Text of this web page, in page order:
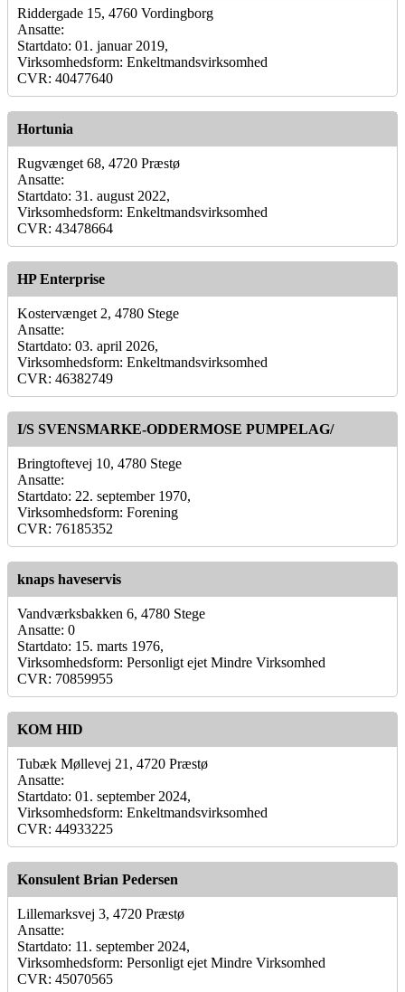
Riddergade 15, 4760 Vordingborg
Ansatte:
Startdato: 01. januar 2019,
Virksomhedsform: Enkeltmandsvirksomhed
CVR: 40477640
Hortunia
Rugvænget 68, 4720 Præstø
Ansatte:
Startdato: 31. august 2022,
Virksomhedsform: Enkeltmandsvirksomhed
CVR: 43478664
HP Enterprise
Kostervænget 2, 4780 Stege
Ansatte:
Startdato: 03. april 2026,
Virksomhedsform: Enkeltmandsvirksomhed
CVR: 46382749
I/S SVENSMARKE-ODDERMOSE PUMPELAG/
Bringtoftevej 10, 4780 Stege
Ansatte:
Startdato: 22. september 1970,
Virksomhedsform: Forening
CVR: 76185352
knaps haveservis
Vandværksbakken 6, 4780 Stege
Ansatte: 0
Startdato: 15. marts 1976,
Virksomhedsform: Personligt ejet Mindre Virksomhed
CVR: 70859955
KOM HID
Tubæk Møllevej 21, 4720 Præstø
Ansatte:
Startdato: 01. september 2024,
Virksomhedsform: Enkeltmandsvirksomhed
CVR: 44933225
Konsulent Brian Pedersen
Lillemarksvej 3, 4720 Præstø
Ansatte:
Startdato: 11. september 2024,
Virksomhedsform: Personligt ejet Mindre Virksomhed
CVR: 45070565